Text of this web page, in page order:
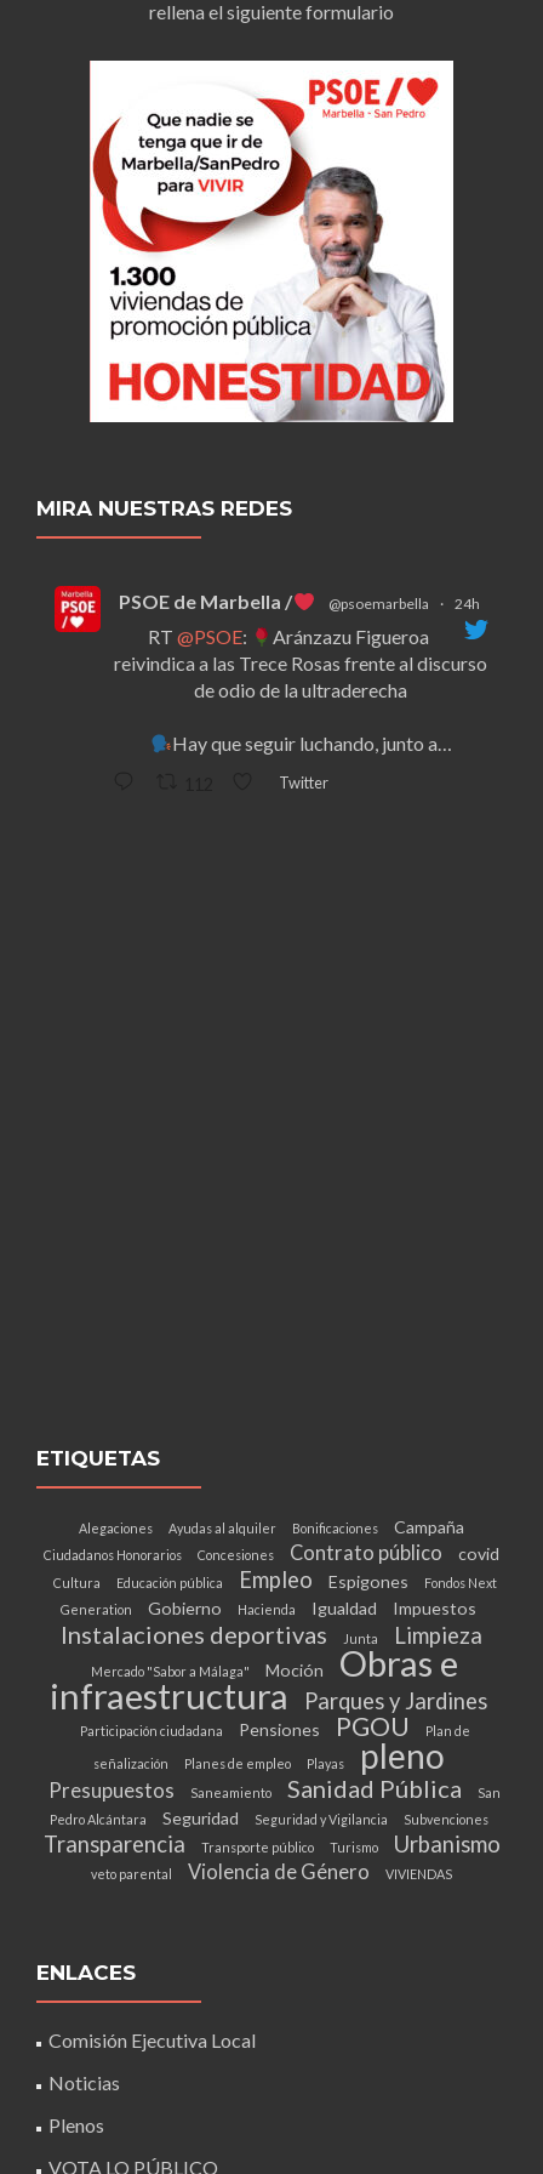
rellena el siguiente formulario
MIRA NUESTRAS REDES
PSOE de Marbella / @psoemarbella · 24h
RT @PSOE:
Aránzazu Figueroa
reivindica a las Trece Rosas frente al discurso
de odio de la ultraderecha
Hay que seguir luchando, junto a…
Twitter
ETIQUETAS
Alegaciones Ayudas al alquiler Bonificaciones Campaña
Ciudadanos Honorarios Concesiones Contrato público covid
Cultura Educación pública Empleo Espigones
Fondos Next
Generation
Gobierno Hacienda Igualdad Impuestos
Instalaciones deportivas Junta Limpieza
Mercado "Sabor a Málaga" Moción Obras e
infraestructura Parques y Jardines
Participación ciudadana Pensiones PGOU Plan de
señalización Planes de empleo Playas pleno
Presupuestos Saneamiento Sanidad Pública
San
Pedro Alcántara
Seguridad Seguridad y Vigilancia Subvenciones
Transparencia Transporte público Turismo Urbanismo
veto parental Violencia de Género VIVIENDAS
ENLACES
Comisión Ejecutiva Local
Noticias
Plenos
VOTA LO PÚBLICO